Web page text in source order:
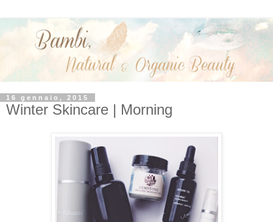
16 gennaio, 2015
Winter Skincare | Morning